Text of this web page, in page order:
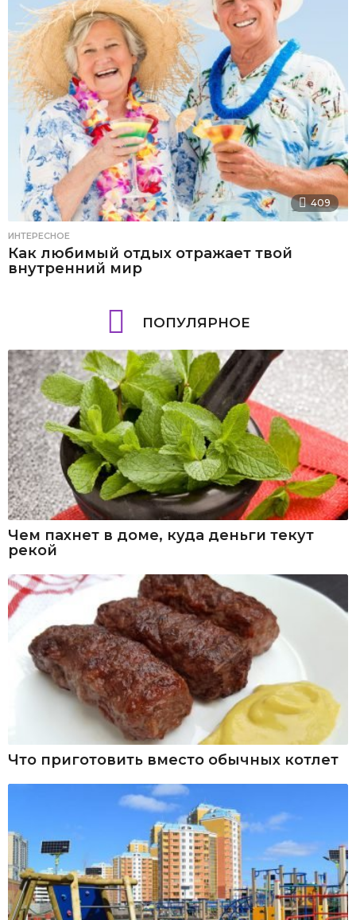
409
ИНТЕРЕСНОЕ
Как любимый отдых отражает твой
внутренний мир
ПОПУЛЯРНОЕ
Чем пахнет в доме, куда деньги текут
рекой
Что приготовить вместо обычных котлет